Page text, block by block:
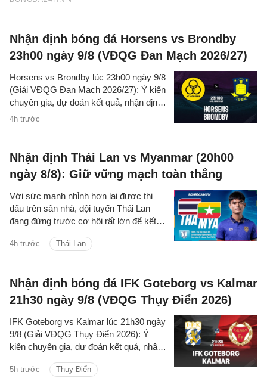
Nhận định bóng đá Horsens vs Brondby
23h00 ngày 9/8 (VĐQG Đan Mạch 2026/27)
4h trước
Horsens vs Brondby lúc 23h00 ngày 9/8
(Giải VĐQG Đan Mạch 2026/27): Ý kiến
chuyên gia, dự đoán kết quả, nhận định
- phân tích trận đấu, thống kê chi tiết về
Nhận định Thái Lan vs Myanmar (20h00
ngày 8/8): Giữ vững mạch toàn thắng
4h trước Thái Lan
Với sức mạnh nhỉnh hơn lại được thi
đấu trên sân nhà, đội tuyển Thái Lan
đang đứng trước cơ hội rất lớn để kết
trận toàn thắng.
Nhận định bóng đá IFK Goteborg vs Kalmar
21h30 ngày 9/8 (VĐQG Thụy Điển 2026)
5h trước Thụy Điển
IFK Goteborg vs Kalmar lúc 21h30 ngày
9/8 (Giải VĐQG Thụy Điển 2026): Ý
kiến chuyên gia, dự đoán kết quả, nhận
tiết về hai đội.